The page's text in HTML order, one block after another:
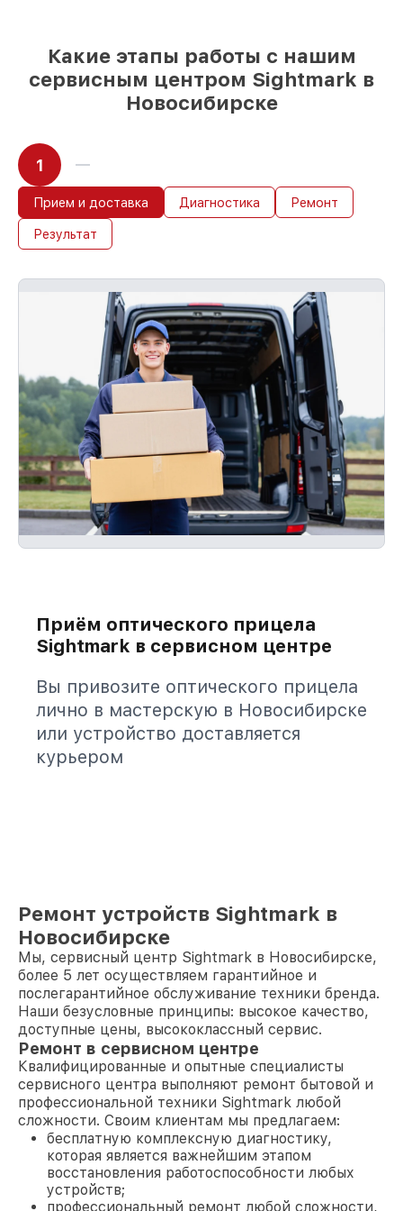
тот же день, при немедленном старте
работ
Какие этапы работы с нашим
сервисным центром Sightmark в
Новосибирске
1
Прием и доставка Диагностика Ремонт
Результат
Приём оптического прицела
Sightmark в сервисном центре
Вы привозите оптического прицела
лично в мастерскую в Новосибирске
или устройство доставляется
курьером
Ремонт устройств Sightmark в
Новосибирске
Мы, сервисный центр Sightmark в Новосибирске,
более 5 лет осуществляем гарантийное и
послегарантийное обслуживание техники бренда.
Наши безусловные принципы: высокое качество,
доступные цены, высококлассный сервис.
Ремонт в сервисном центре
Квалифицированные и опытные специалисты
сервисного центра выполняют ремонт бытовой и
профессиональной техники Sightmark любой
сложности. Своим клиентам мы предлагаем:
бесплатную комплексную диагностику,
которая является важнейшим этапом
восстановления работоспособности любых
устройств;
профессиональный ремонт любой сложности,